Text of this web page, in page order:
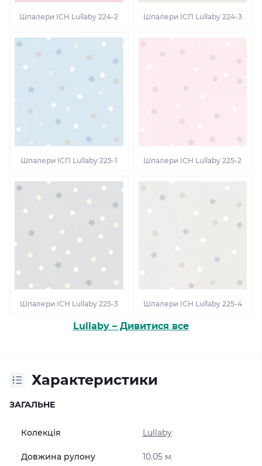
Шпалери ІСН Lullaby 224-2 Шпалери ІСП Lullaby 224-3
Шпалери ІСП Lullaby 225-1 Шпалери ІСН Lullaby 225-2
Шпалери ІСН Lullaby 225-3 Шпалери ІСН Lullaby 225-4
Lullaby – Дивитися все
Характеристики
ЗАГАЛЬНЕ
Колекція Lullaby
Довжина рулону 10.05 м